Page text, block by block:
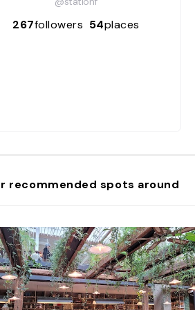
267followers 54places
recommended spots around